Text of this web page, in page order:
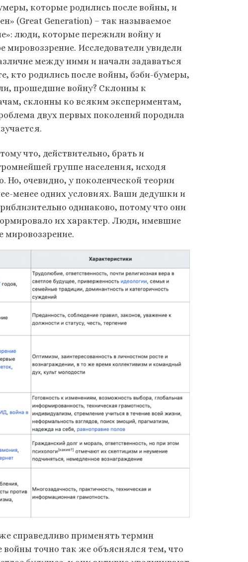
которые родились после войны, и
(Great Generation) – так называемое
люди, которые пережили войну и
мировоззрение. Исследователи увидели
между ними и начали задаваться
кто родились после войны, бэби-бумеры,
прошедшие войну? Склонны к
склонны ко всяким экспериментам,
двух первых поколений породила
что, действительно, брать и
группе населения, исходя
Но, очевидно, у поколенческой теории
менее одних условиях. Ваши дедушки и
одинаково, потому что они
их характер. Люди, имевшие
справедливо применять термин
войны точно так же объяснялся тем, что